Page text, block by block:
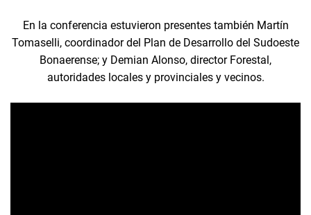
En la conferencia estuvieron presentes también Martín
Tomaselli, coordinador del Plan de Desarrollo del Sudoeste
Bonaerense; y Demian Alonso, director Forestal,
autoridades locales y provinciales y vecinos.